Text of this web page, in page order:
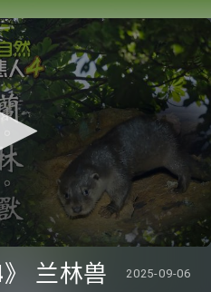
》 兰林兽 2025-09-06